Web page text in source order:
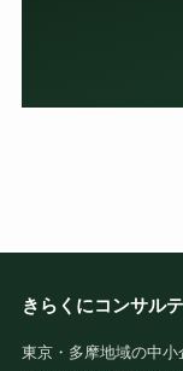
きらくにコンサル
東京・多摩地域の中